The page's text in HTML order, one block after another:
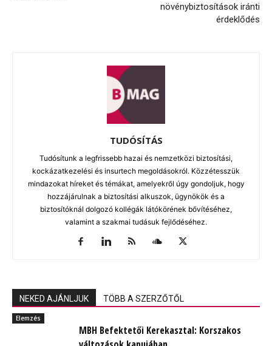
növénybiztosítások iránti
érdeklődés
TUDÓSÍTÁS
Tudósítunk a legfrissebb hazai és nemzetközi biztosítási,
kockázatkezelési és insurtech megoldásokról. Közzétesszük
mindazokat híreket és témákat, amelyekről úgy gondoljuk, hogy
hozzájárulnak a biztosítási alkuszok, ügynökök és a
biztosítóknál dolgozó kollégák látókörének bővítéséhez,
valamint a szakmai tudásuk fejlődéséhez.
NEKED AJÁNLJUK TÖBB A SZERZŐTŐL
Elemzés
MBH Befektetői Kerekasztal: Korszakos